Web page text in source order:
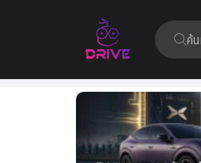
ค้นหา:
เรื่อง
ล่าสุด